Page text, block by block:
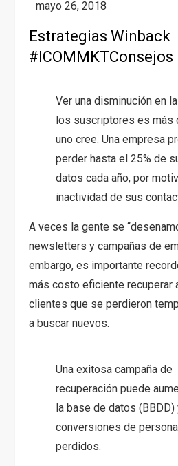
Estrategias Winback
#ICOMMKTConsejos
Ver una disminución en
los suscriptores es más
uno cree. Una empresa
perder hasta el 25% de
datos cada año, por
inactividad de sus
A veces la gente se
newsletters y campañas de
embargo, es importante
más costo eficiente recuperar
clientes que se perdieron
a buscar nuevos.
Una exitosa campaña de
recuperación puede
la base de datos (BBDD)
conversiones de
perdidos.